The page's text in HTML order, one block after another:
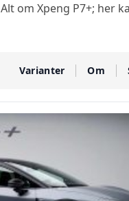
Alt om Xpeng P7+; her
Varianter Om